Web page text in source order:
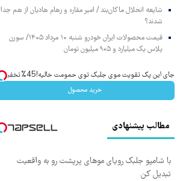
شایعه انحلال ماکان‌بند / امیر مقاره و رهام هادیان از هم جدا
شدند؟
قیمت محصولات ایران خودرو شنبه ۱۰ مرداد ۱۴۰۵/ سورن
پلاس یک میلیارد و ۹۰۵ میلیون تومان
جای این پک تقویت موی جلبک توی حمومت خالیه!45%تخفیف
خرید محصول
مطالب پیشنهادی
با شامپو جلبک رویای موهای پرپشت رو به واقعیت
تبدیل کن